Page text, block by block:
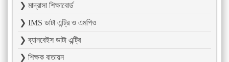
❯ মাদ্রাসা শিক্ষাবোর্ড
❯ IMS ডাটা এন্ট্রি ও এমপিও
❯ ব্যানবেইস ডাটা এন্ট্রি
❯ শিক্ষক বাতায়ন